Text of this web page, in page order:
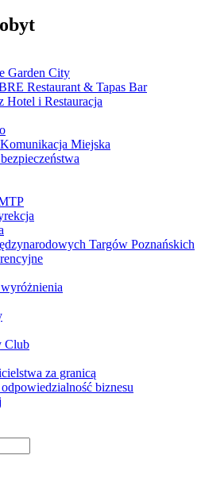
Garden City
Restaurant & Tapas Bar
Hotel i Restauracja
Miejska
Targów Poznańskich
Club
za granicą
odpowiedzialność biznesu